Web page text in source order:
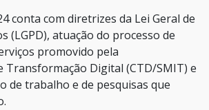
conta com diretrizes da Lei Geral de
(LGPD), atuação do processo de
promovido pela
Transformação Digital (CTD/SMIT) e
de trabalho e de pesquisas que